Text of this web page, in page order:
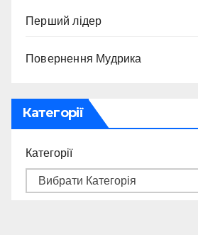
Перший лідер
Повернення Мудрика
Категорії
Категорії